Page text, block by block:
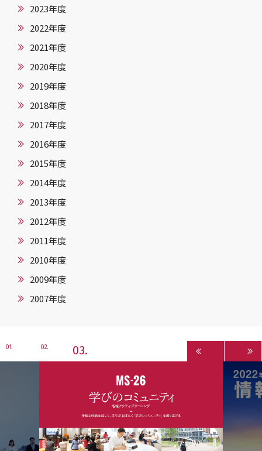
2023年度
2022年度
2021年度
2020年度
2019年度
2018年度
2017年度
2016年度
2015年度
2014年度
2013年度
2012年度
2011年度
2010年度
2009年度
2007年度
1 2 3